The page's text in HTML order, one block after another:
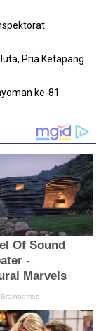
Pria Ketapang
ke-81